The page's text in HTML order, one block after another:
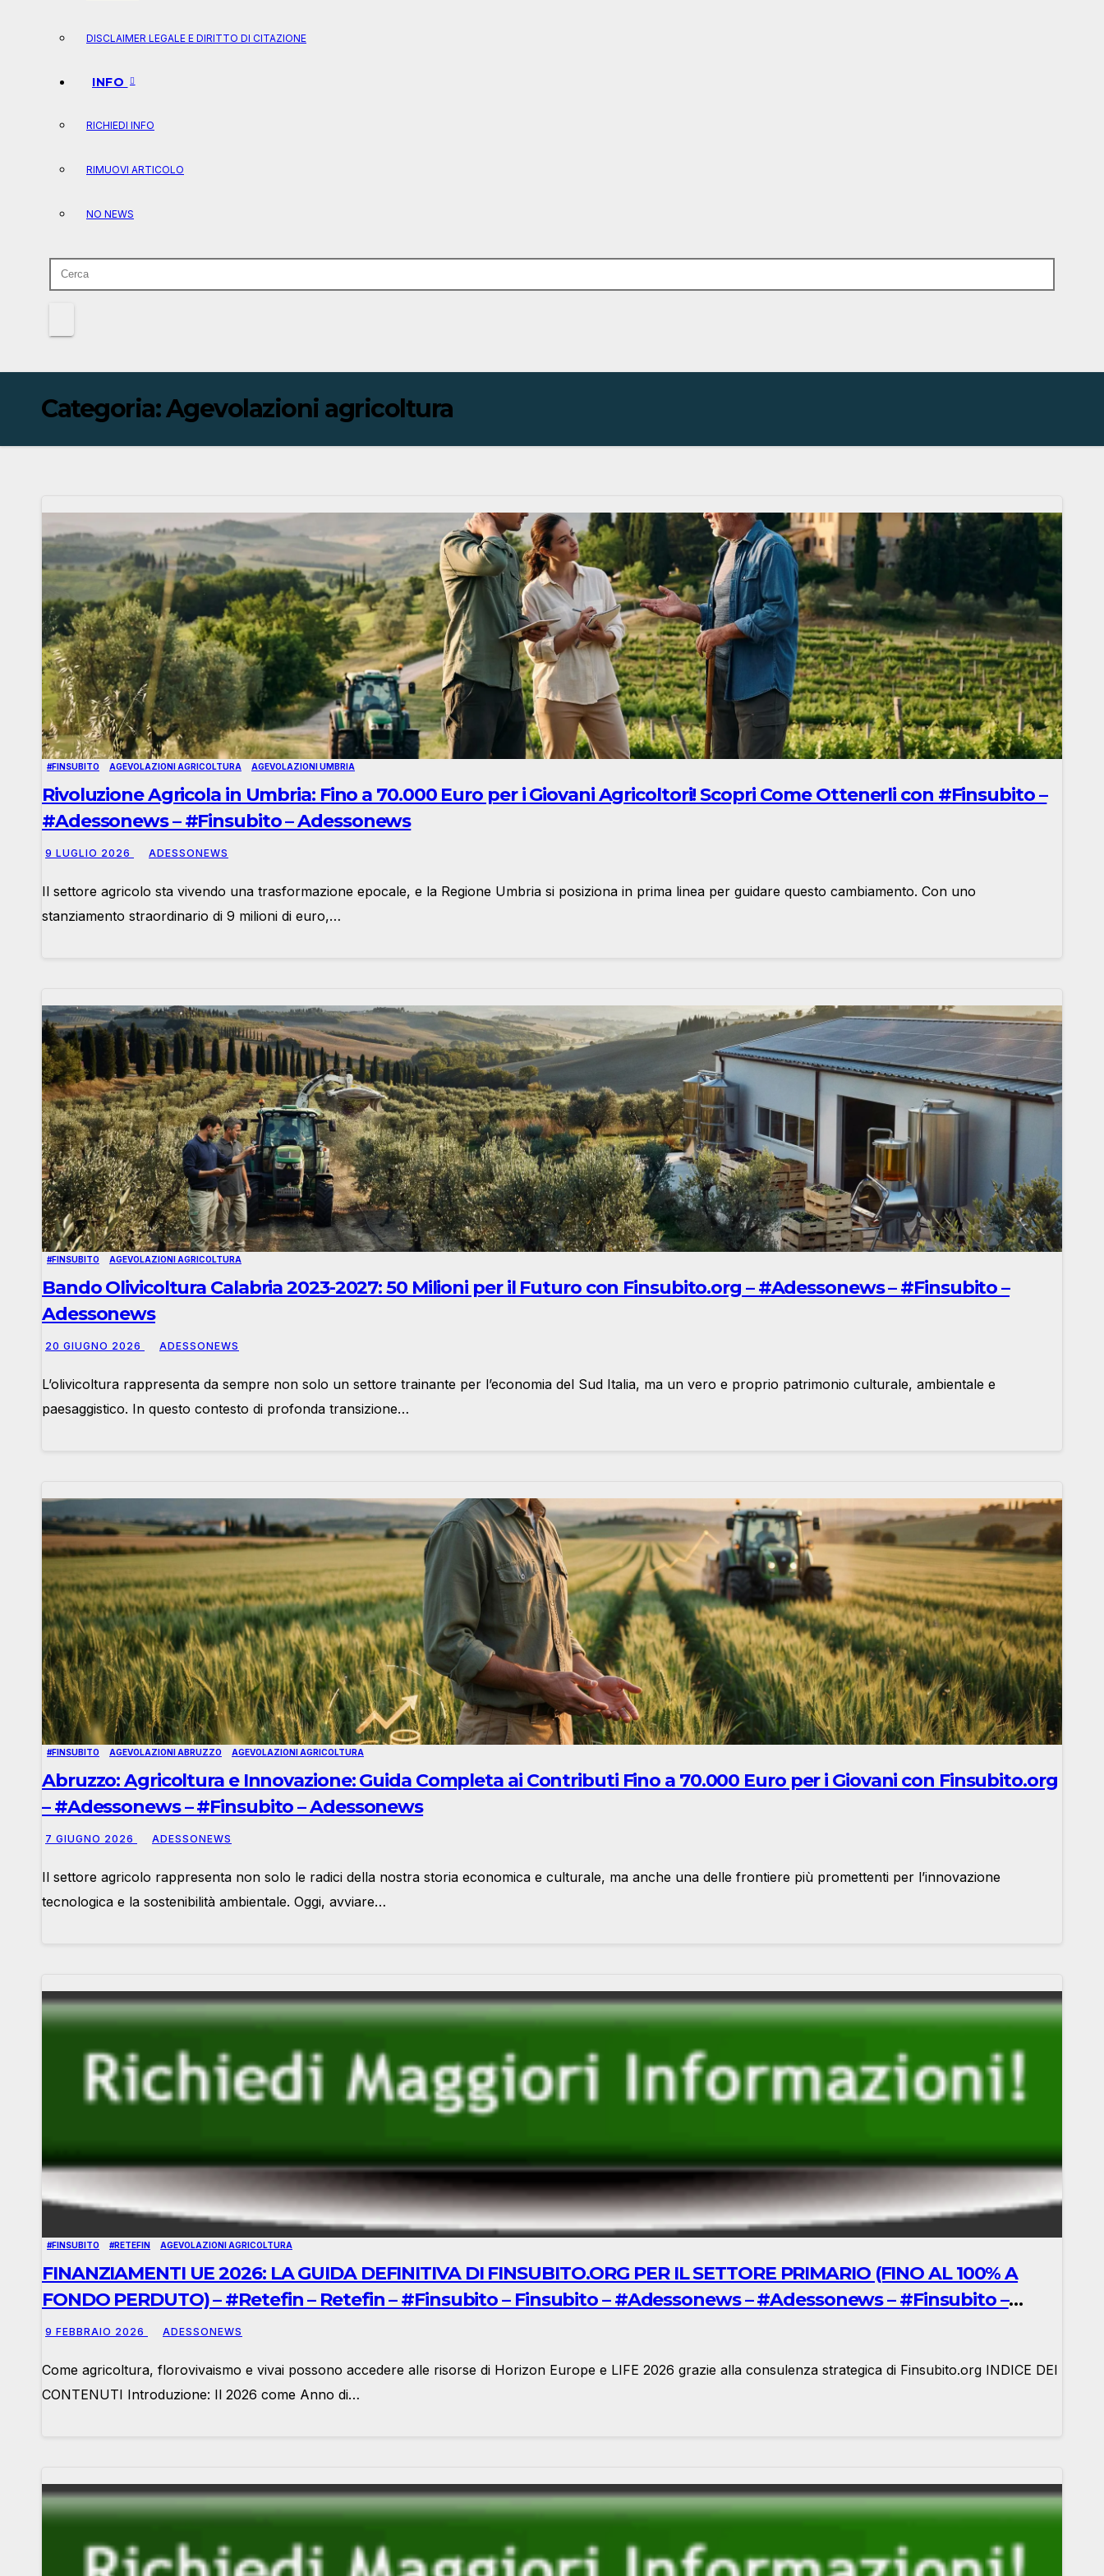
DISCLAIMER LEGALE E DIRITTO DI CITAZIONE
INFO
RICHIEDI INFO
RIMUOVI ARTICOLO
NO NEWS
Categoria:Agevolazioni agricoltura
#FINSUBITO AGEVOLAZIONI AGRICOLTURA AGEVOLAZIONI UMBRIA
Rivoluzione Agricola in Umbria: Fino a 70.000 Euro per i Giovani Agricoltori! Scopri Come Ottenerli con #Finsubito –
#Adessonews – #Finsubito – Adessonews
9 LUGLIO 2026 ADESSONEWS
Il settore agricolo sta vivendo una trasformazione epocale, e la Regione Umbria si posiziona in prima linea per guidare questo cambiamento. Con uno
stanziamento straordinario di 9 milioni di euro,…
#FINSUBITO AGEVOLAZIONI AGRICOLTURA
Bando Olivicoltura Calabria 2023-2027: 50 Milioni per il Futuro con Finsubito.org – #Adessonews – #Finsubito –
Adessonews
20 GIUGNO 2026 ADESSONEWS
L’olivicoltura rappresenta da sempre non solo un settore trainante per l’economia del Sud Italia, ma un vero e proprio patrimonio culturale, ambientale e
paesaggistico. In questo contesto di profonda transizione…
#FINSUBITO AGEVOLAZIONI ABRUZZO AGEVOLAZIONI AGRICOLTURA
Abruzzo: Agricoltura e Innovazione: Guida Completa ai Contributi Fino a 70.000 Euro per i Giovani con Finsubito.org
– #Adessonews – #Finsubito – Adessonews
7 GIUGNO 2026 ADESSONEWS
Il settore agricolo rappresenta non solo le radici della nostra storia economica e culturale, ma anche una delle frontiere più promettenti per l’innovazione
tecnologica e la sostenibilità ambientale. Oggi, avviare…
#FINSUBITO #RETEFIN AGEVOLAZIONI AGRICOLTURA
FINANZIAMENTI UE 2026: LA GUIDA DEFINITIVA DI FINSUBITO.ORG PER IL SETTORE PRIMARIO (FINO AL 100% A
FONDO PERDUTO) – #Retefin – Retefin – #Finsubito – Finsubito – #Adessonews – #Adessonews – #Finsubito –
Adessonews
9 FEBBRAIO 2026 ADESSONEWS
Come agricoltura, florovivaismo e vivai possono accedere alle risorse di Horizon Europe e LIFE 2026 grazie alla consulenza strategica di Finsubito.org INDICE DEI
CONTENUTI Introduzione: Il 2026 come Anno di…